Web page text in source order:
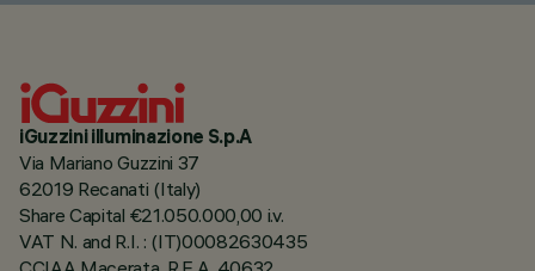
iGuzzini illuminazione S.p.A
Via Mariano Guzzini 37
62019 Recanati (Italy)
Share Capital €21.050.000,00 i.v.
VAT N. and R.I. : (IT)00082630435